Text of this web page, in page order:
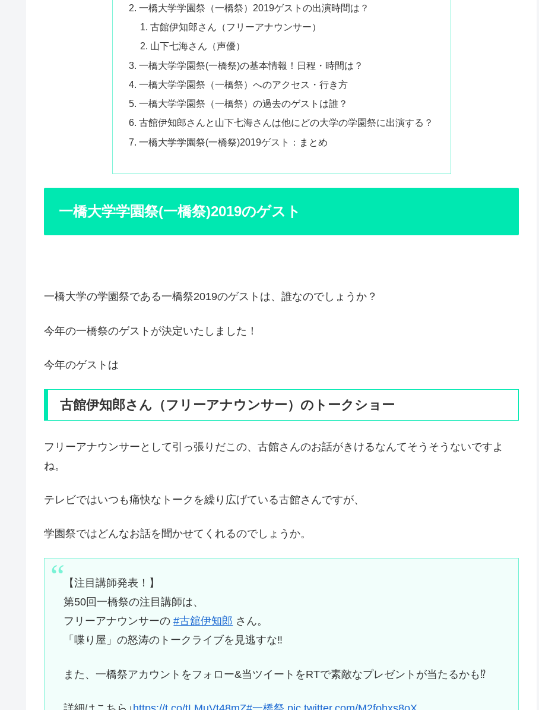
一橋大学学園祭（一橋祭）2019ゲストの出演時間は？
古館伊知郎さん（フリーアナウンサー）
山下七海さん（声優）
一橋大学学園祭(一橋祭)の基本情報！日程・時間は？
一橋大学学園祭（一橋祭）へのアクセス・行き方
一橋大学学園祭（一橋祭）の過去のゲストは誰？
古館伊知郎さんと山下七海さんは他にどの大学の学園祭に出演する？
一橋大学学園祭(一橋祭)2019ゲスト：まとめ
一橋大学学園祭(一橋祭)2019のゲスト
一橋大学の学園祭である一橋祭2019のゲストは、誰なのでしょうか？
今年の一橋祭のゲストが決定いたしました！
今年のゲストは
古館伊知郎さん（フリーアナウンサー）のトークショー
フリーアナウンサーとして引っ張りだこの、古館さんのお話がきけるなんてそうそうないですよ
ね。
テレビではいつも痛快なトークを繰り広げている古館さんですが、
学園祭ではどんなお話を聞かせてくれるのでしょうか。
【注目講師発表！】
第50回一橋祭の注目講師は、
フリーアナウンサーの#古舘伊知郎 さん。
「喋り屋」の怒涛のトークライブを見逃すな‼︎
また、一橋祭アカウントをフォロー&当ツイートをRTで素敵なプレゼントが当たるかも⁉︎